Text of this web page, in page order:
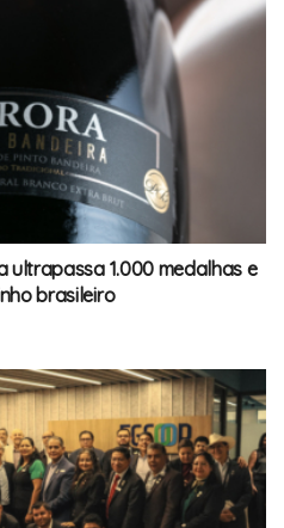
ultrapassa 1.000 medalhas e
brasileiro